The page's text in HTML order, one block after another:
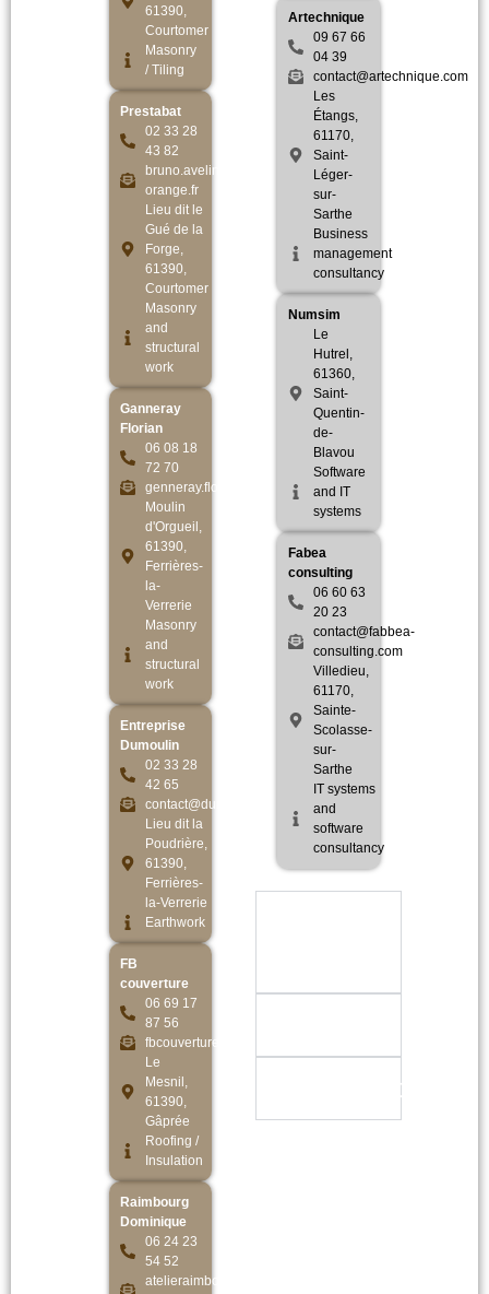
61390,
Courtomer
Masonry
/ Tiling
Prestabat
02 33 28
43 82
bruno.aveline61@
orange.fr
Lieu dit le
Gué de la
Forge,
61390,
Courtomer
Masonry
and
structural
work
Ganneray
Florian
06 08 18
72 70
genneray.florian@gmail.com
Moulin
d'Orgueil,
61390,
Ferrières-
la-
Verrerie
Masonry
and
structural
work
Entreprise
Dumoulin
02 33 28
42 65
contact@dumoulin61.fr
Lieu dit la
Poudrière,
61390,
Ferrières-
la-Verrerie
Earthwork
FB
couverture
06 69 17
87 56
fbcouverture61@gmail.com
Le
Mesnil,
61390,
Gâprée
Roofing /
Insulation
Raimbourg
Dominique
06 24 23
54 52
atelieraimbourg@
Artechnique
09 67 66
04 39
contact@artechnique.com
Les
Étangs,
61170,
Saint-
Léger-
sur-
Sarthe
Business
management
consultancy
Numsim
Le
Hutrel,
61360,
Saint-
Quentin-
de-
Blavou
Software
and IT
systems
Fabea
consulting
06 60 63
20 23
contact@fabbea-
consulting.com
Villedieu,
61170,
Sainte-
Scolasse-
sur-
Sarthe
IT systems
and
software
consultancy
Restaurants